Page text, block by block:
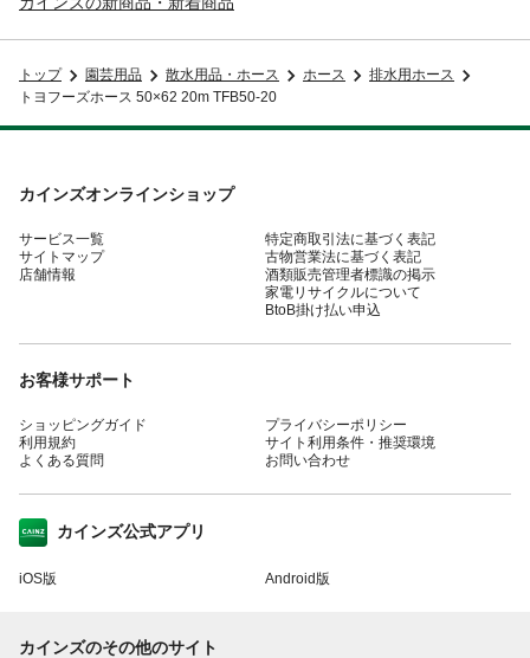
トップ 園芸用品 散水用品・ホース ホース
排水用ホース
トヨフーズホース 50×62 20m TFB50-20
カインズオンラインショップ
サービス一覧
サイトマップ
店舗情報
特定商取引法に基づく表記
古物営業法に基づく表記
酒類販売管理者標識の掲示
家電リサイクルについて
BtoB掛け払い申込
お客様サポート
ショッピングガイド
利用規約
よくある質問
プライバシーポリシー
サイト利用条件・推奨環境
お問い合わせ
カインズ公式アプリ
iOS版 Android版
カインズのその他のサイト